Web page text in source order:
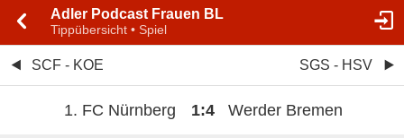
Adler Podcast Frauen BL
Tippübersicht • Spiel
SCF - KOE SGS - HSV
1. FC Nürnberg 1:4 Werder Bremen